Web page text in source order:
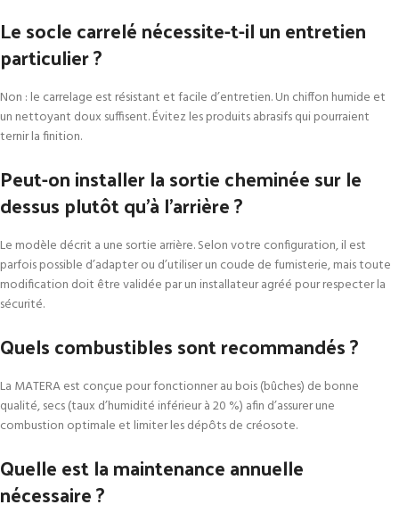
Le socle carrelé nécessite-t-il un entretien
particulier ?
Non : le carrelage est résistant et facile d’entretien. Un chiffon humide et
un nettoyant doux suffisent. Évitez les produits abrasifs qui pourraient
ternir la finition.
Peut-on installer la sortie cheminée sur le
dessus plutôt qu’à l’arrière ?
Le modèle décrit a une sortie arrière. Selon votre configuration, il est
parfois possible d’adapter ou d’utiliser un coude de fumisterie, mais toute
modification doit être validée par un installateur agréé pour respecter la
sécurité.
Quels combustibles sont recommandés ?
La MATERA est conçue pour fonctionner au bois (bûches) de bonne
qualité, secs (taux d’humidité inférieur à 20 %) afin d’assurer une
combustion optimale et limiter les dépôts de créosote.
Quelle est la maintenance annuelle
nécessaire ?